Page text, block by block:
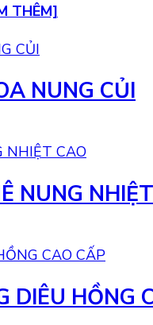
THÊM]
NUNG CỦI
NUNG
DIÊU HỒNG